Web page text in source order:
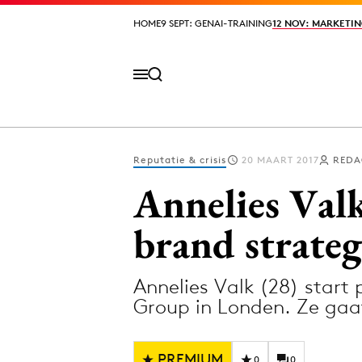
HOME9 SEPT: GENAI-TRAINING12 NOV:
HOME9 SEPT: GENAI-TRAINING12 NOV:
Design
Digital
Diversiteit
Reputatie & crisis 20 MAART 2017
Annelies
brand
Annelies Valk (28) start
Group in Londen. Ze
0 0